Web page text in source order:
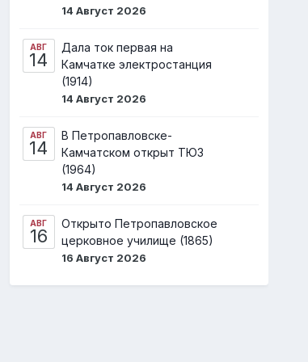
14 Август 2026
АВГ
14
Дала ток первая на
Камчатке электростанция
(1914)
14 Август 2026
АВГ
14
В Петропавловске-
Камчатском открыт ТЮЗ
(1964)
14 Август 2026
АВГ
16
Открыто Петропавловское
церковное училище (1865)
16 Август 2026